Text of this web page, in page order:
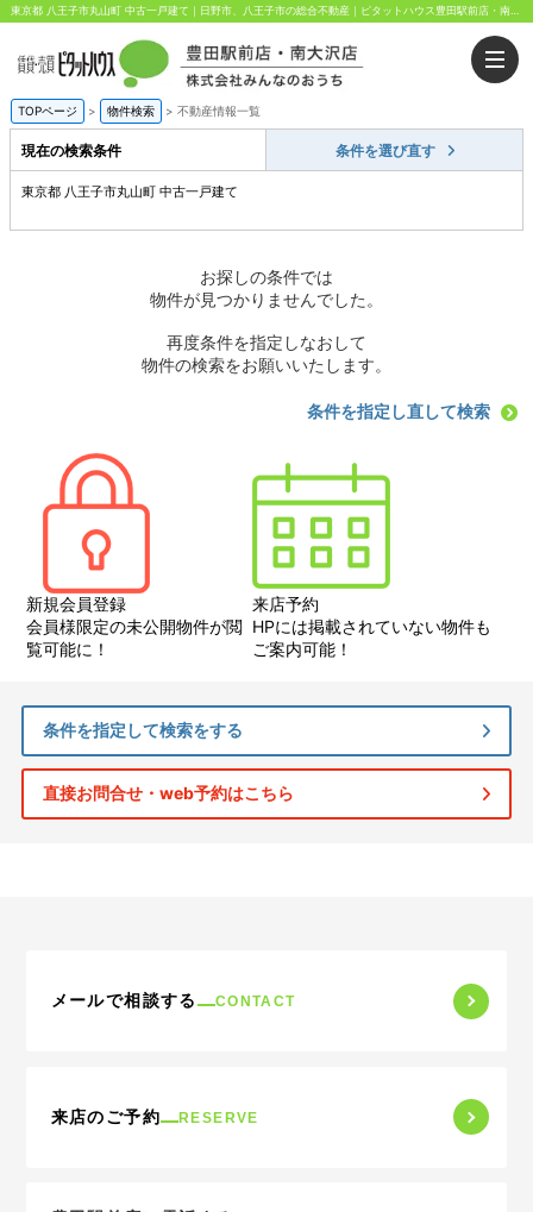
東京都 八王子市丸山町 中古一戸建て｜日野市、八王子市の総合不動産｜ピタットハウス豊田駅前店・南大沢店｜株式会社みんなのおうち
TOPページ > 物件検索 > 不動産情報一覧
現在の検索条件 条件を選び直す
東京都 八王子市丸山町 中古一戸建て
お探しの条件では
物件が見つかりませんでした。
再度条件を指定しなおして
物件の検索をお願いいたします。
条件を指定し直して検索
新規会員登録
会員様限定の未公開物件が閲
覧可能に！
来店予約
HPには掲載されていない物件も
ご案内可能！
条件を指定して検索をする
直接お問合せ・web予約はこちら
メールで相談する CONTACT
来店のご予約 RESERVE